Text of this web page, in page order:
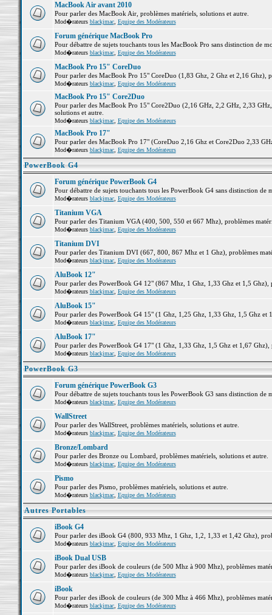
MacBook Air avant 2010
Pour parler des MacBook Air, problèmes matériels, solutions et autre.
Mod�rateurs blackjmac, Equipe des Modérateurs
Forum générique MacBook Pro
Pour débattre de sujets touchants tous les MacBook Pro sans distinction de
Mod�rateurs blackjmac, Equipe des Modérateurs
MacBook Pro 15" CoreDuo
Pour parler des MacBook Pro 15" CoreDuo (1,83 Ghz, 2 Ghz et 2,16 Ghz),
Mod�rateurs blackjmac, Equipe des Modérateurs
MacBook Pro 15" Core2Duo
Pour parler des MacBook Pro 15" Core2Duo (2,16 GHz, 2,2 GHz, 2,33
solutions et autre.
Mod�rateurs blackjmac, Equipe des Modérateurs
MacBook Pro 17"
Pour parler des MacBook Pro 17" (CoreDuo 2,16 Ghz et Core2Duo 2,33
Mod�rateurs blackjmac, Equipe des Modérateurs
PowerBook G4
Forum générique PowerBook G4
Pour débattre de sujets touchants tous les PowerBook G4 sans distinction de
Mod�rateurs blackjmac, Equipe des Modérateurs
Titanium VGA
Pour parler des Titanium VGA (400, 500, 550 et 667 Mhz), problèmes
Mod�rateurs blackjmac, Equipe des Modérateurs
Titanium DVI
Pour parler des Titanium DVI (667, 800, 867 Mhz et 1 Ghz), problèmes
Mod�rateurs blackjmac, Equipe des Modérateurs
AluBook 12"
Pour parler des PowerBook G4 12" (867 Mhz, 1 Ghz, 1,33 Ghz et 1,5 Ghz),
Mod�rateurs blackjmac, Equipe des Modérateurs
AluBook 15"
Pour parler des PowerBook G4 15" (1 Ghz, 1,25 Ghz, 1,33 Ghz, 1,5 Ghz et
Mod�rateurs blackjmac, Equipe des Modérateurs
AluBook 17"
Pour parler des PowerBook G4 17" (1 Ghz, 1,33 Ghz, 1,5 Ghz et 1,67 Ghz),
Mod�rateurs blackjmac, Equipe des Modérateurs
PowerBook G3
Forum générique PowerBook G3
Pour débattre de sujets touchants tous les PowerBook G3 sans distinction de
Mod�rateurs blackjmac, Equipe des Modérateurs
WallStreet
Pour parler des WallStreet, problèmes matériels, solutions et autre.
Mod�rateurs blackjmac, Equipe des Modérateurs
Bronze/Lombard
Pour parler des Bronze ou Lombard, problèmes matériels, solutions et autre.
Mod�rateurs blackjmac, Equipe des Modérateurs
Pismo
Pour parler des Pismo, problèmes matériels, solutions et autre.
Mod�rateurs blackjmac, Equipe des Modérateurs
Autres Portables
iBook G4
Pour parler des iBook G4 (800, 933 Mhz, 1 Ghz, 1,2, 1,33 et 1,42 Ghz),
Mod�rateurs blackjmac, Equipe des Modérateurs
iBook Dual USB
Pour parler des iBook de couleurs (de 500 Mhz à 900 Mhz), problèmes
Mod�rateurs blackjmac, Equipe des Modérateurs
iBook
Pour parler des iBook de couleurs (de 300 Mhz à 466 Mhz), problèmes
Mod�rateurs blackjmac, Equipe des Modérateurs